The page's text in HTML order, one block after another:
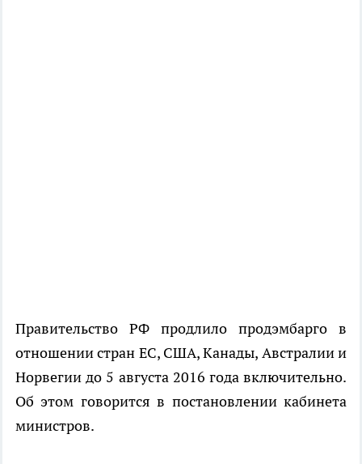
Правительство РФ продлило продэмбарго в
отношении стран ЕС, США, Канады, Австралии и
Норвегии до 5 августа 2016 года включительно.
Об этом говорится в постановлении кабинета
министров.